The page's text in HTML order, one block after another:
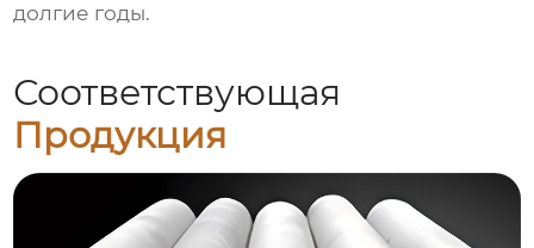
долгие годы.
Соответствующая
Продукция